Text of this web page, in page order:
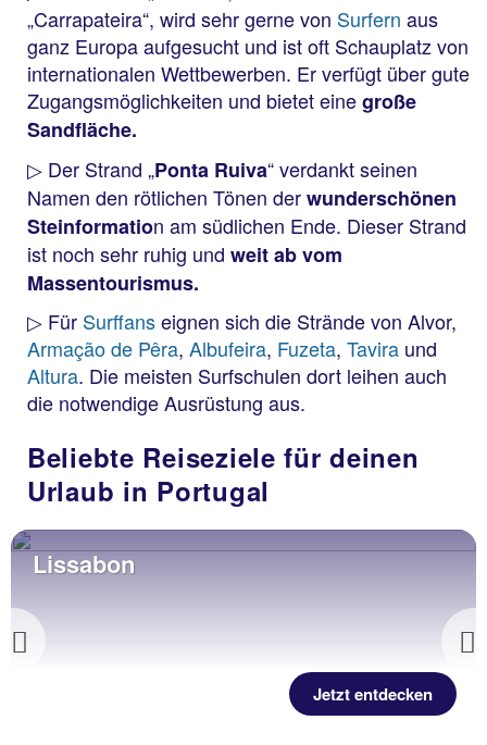
„Carrapateira“, wird sehr gerne von Surfern aus
ganz Europa aufgesucht und ist oft Schauplatz von
internationalen Wettbewerben. Er verfügt über gute
Zugangsmöglichkeiten und bietet einegroße
Sandfläche.
▷ Der Strand „Ponta Ruiva“ verdankt seinen
Namen den rötlichen Tönen derwunderschönen
Steinformation am südlichen Ende. Dieser Strand
ist noch sehr ruhig und weit ab vom
Massentourismus.
▷ Für Surffanseignen sich die Strände von Alvor,
Armação de Pêra, Albufeira, Fuzeta, Tavira und
Altura. Die meisten Surfschulen dort leihen auch
die notwendige Ausrüstung aus.
Beliebte Reiseziele für deinen
Urlaub in Portugal
Previous
Lissabon
Jetzt entdecken